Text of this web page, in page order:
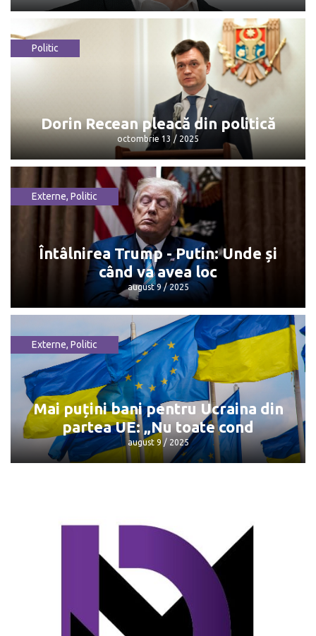
Maia Sandu: „Mulțumesc, Dorin, pentru
octombrie 13 / 2025
Politic
Dorin Recean pleacă din politică
octombrie 13 / 2025
Dorin Recean pleacă din politică
octombrie 13 / 2025
Externe, Politic
Întâlnirea Trump - Putin: Unde și
când va avea loc
august 9 / 2025
Întâlnirea Trump - Putin: Unde și când
va avea loc
august 9 / 2025
Externe, Politic
Mai puțini bani pentru Ucraina din
partea UE: „Nu toate cond
august 9 / 2025
Mai puțini bani pentru Ucraina din
partea UE: „Nu toate cond